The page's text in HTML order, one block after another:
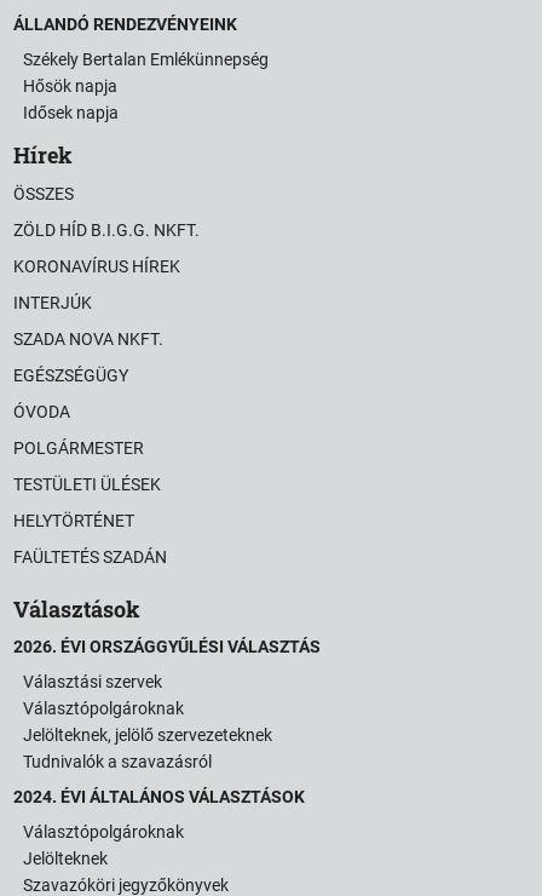
ÁLLANDÓ RENDEZVÉNYEINK
Székely Bertalan Emlékünnepség
Hősök napja
Idősek napja
Hírek
ÖSSZES
ZÖLD HÍD B.I.G.G. NKFT.
KORONAVÍRUS HÍREK
INTERJÚK
SZADA NOVA NKFT.
EGÉSZSÉGÜGY
ÓVODA
POLGÁRMESTER
TESTÜLETI ÜLÉSEK
HELYTÖRTÉNET
FAÜLTETÉS SZADÁN
Választások
2026. ÉVI ORSZÁGGYŰLÉSI VÁLASZTÁS
Választási szervek
Választópolgároknak
Jelölteknek, jelölő szervezeteknek
Tudnivalók a szavazásról
2024. ÉVI ÁLTALÁNOS VÁLASZTÁSOK
Választópolgároknak
Jelölteknek
Szavazóköri jegyzőkönyvek